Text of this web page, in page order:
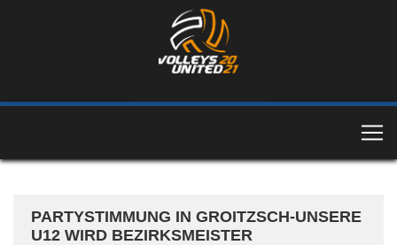
PARTYSTIMMUNG IN GROITZSCH-UNSERE
U12 WIRD BEZIRKSMEISTER